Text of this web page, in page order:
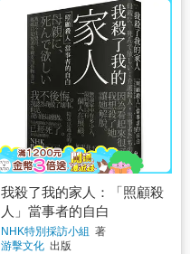
我殺了我的家人：「照顧殺
人」當事者的自白
NHK特別採訪小組 著
游擊文化 出版